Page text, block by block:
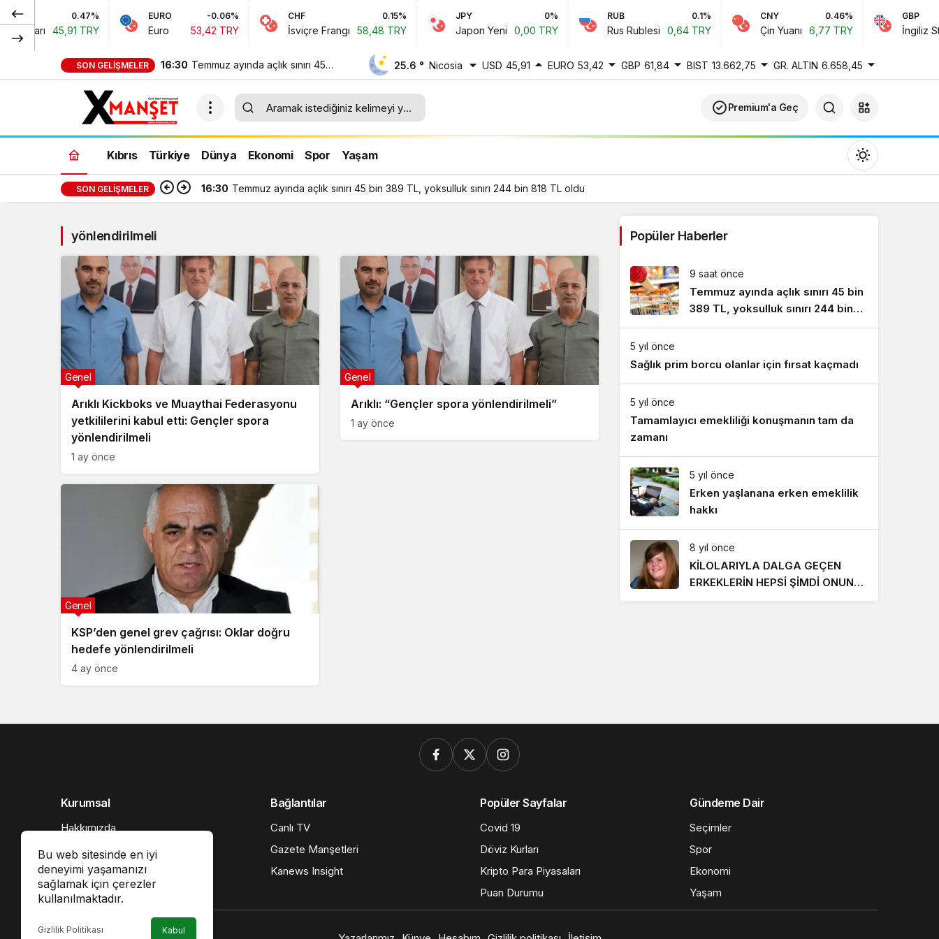
0.47%
45,91 TRY
EURO -0.06%
Euro 53,42 TRY
CHF 0.15%
İsviçre Frangı 58,48 TRY
JPY
Japon Yeni 0,00 TRY
RUB
Rus Rublesi 0,64 TRY
CNY 0.46%
Çin Yuanı 6,77 TRY
GBP
İngiliz
SON GELIŞMELER 16:30 Temmuz ayında açlık sınırı 45
bin 389 TL, yoksulluk sınırı 244
bin 818 TL oldu
25.6 ° Nicosia USD 45,91 EURO 53,42 GBP 61,84 BIST 13.662,75 GR. ALTIN 6.658,45
Premium'a Geç
Kıbrıs Türkiye Dünya Ekonomi Spor Yaşam
Gündüz modunu seçin.
SON GELIŞMELER 16:30 Temmuz ayında açlık sınırı 45 bin 389 TL, yoksulluk sınırı 244 bin 818 TL oldu
yönlendirilmeli
Arıklı Kickboks ve Muaythai Federasyonu
yetkililerini kabul etti: Gençler spora
yönlendirilmeli
Genel
1 ay önce
Arıklı: “Gençler spora yönlendirilmeli”
Genel
1 ay önce
KSP’den genel grev çağrısı: Oklar doğru
hedefe yönlendirilmeli
Genel
4 ay önce
Popüler Haberler
9 saat önce
Temmuz ayında açlık sınırı 45 bin
389 TL, yoksulluk sınırı 244 bin
818 TL oldu
5 yıl önce
Sağlık prim borcu olanlar için fırsat kaçmadı
5 yıl önce
Tamamlayıcı emekliliği konuşmanın tam da
zamanı
5 yıl önce
Erken yaşlanana erken emeklilik
hakkı
8 yıl önce
KİLOLARIYLA DALGA GEÇEN
ERKEKLERİN HEPSİ ŞİMDİ ONUN
PEŞİNDE! SON HALİ İNANILMAZ
Bu web sitesinde en iyi
deneyimi yaşamanızı
sağlamak için çerezler
kullanılmaktadır.
Gizlilik Politikası Kabul
Kurumsal
Hakkımızda
İletişim
Künye
Gizlilik politikası
Bağlantılar
Canlı TV
Gazete Manşetleri
Kanews Insight
Popüler Sayfalar
Covid 19
Döviz Kurları
Kripto Para Piyasaları
Puan Durumu
Gündeme Dair
Seçimler
Spor
Ekonomi
Yaşam